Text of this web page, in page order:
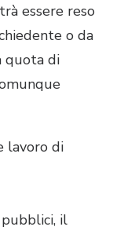
essere reso
o da
quota di
lavoro di
il